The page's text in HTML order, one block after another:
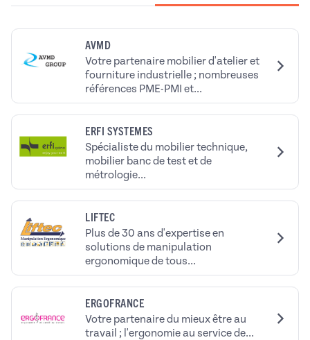
AVMD
Votre partenaire mobilier d'atelier et
fourniture industrielle ; nombreuses
références PME-PMI et...
ERFI SYSTEMES
Spécialiste du mobilier technique,
mobilier banc de test et de
métrologie...
LIFTEC
Plus de 30 ans d'expertise en
solutions de manipulation
ergonomique de tous...
ERGOFRANCE
Votre partenaire du mieux être au
travail ; l'ergonomie au service de...